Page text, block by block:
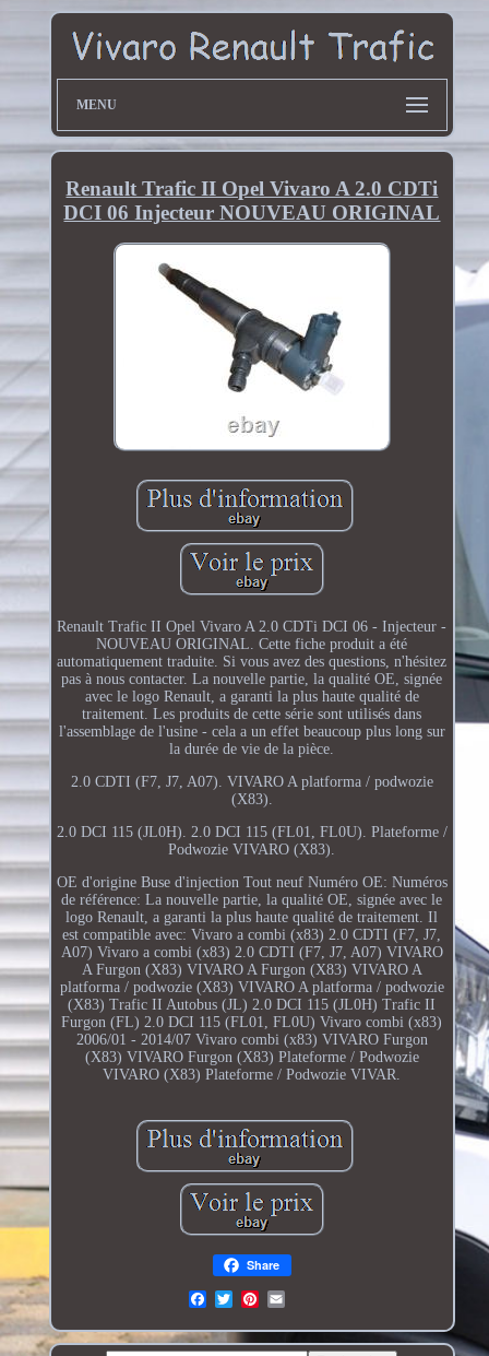
MENU
Renault Trafic II Opel Vivaro A 2.0 CDTi
DCI 06 Injecteur NOUVEAU ORIGINAL
Renault Trafic II Opel Vivaro A 2.0 CDTi DCI 06 - Injecteur -
NOUVEAU ORIGINAL. Cette fiche produit a été
automatiquement traduite. Si vous avez des questions, n'hésitez
pas à nous contacter. La nouvelle partie, la qualité OE, signée
avec le logo Renault, a garanti la plus haute qualité de
traitement. Les produits de cette série sont utilisés dans
l'assemblage de l'usine - cela a un effet beaucoup plus long sur
la durée de vie de la pièce.
2.0 CDTI (F7, J7, A07). VIVARO A platforma / podwozie
(X83).
2.0 DCI 115 (JL0H). 2.0 DCI 115 (FL01, FL0U). Plateforme /
Podwozie VIVARO (X83).
OE d'origine Buse d'injection Tout neuf Numéro OE: Numéros
de référence: La nouvelle partie, la qualité OE, signée avec le
logo Renault, a garanti la plus haute qualité de traitement. Il
est compatible avec: Vivaro a combi (x83) 2.0 CDTI (F7, J7,
A07) Vivaro a combi (x83) 2.0 CDTI (F7, J7, A07) VIVARO
A Furgon (X83) VIVARO A Furgon (X83) VIVARO A
platforma / podwozie (X83) VIVARO A platforma / podwozie
(X83) Trafic II Autobus (JL) 2.0 DCI 115 (JL0H) Trafic II
Furgon (FL) 2.0 DCI 115 (FL01, FL0U) Vivaro combi (x83)
2006/01 - 2014/07 Vivaro combi (x83) VIVARO Furgon
(X83) VIVARO Furgon (X83) Plateforme / Podwozie
VIVARO (X83) Plateforme / Podwozie VIVAR.
Share